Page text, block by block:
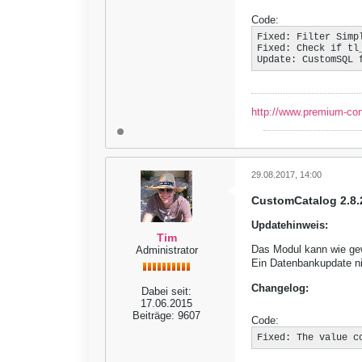
Code:
Fixed: Filter
Fixed: Check if
Update:
http://www.premium-
Tim
Administrator
Dabei seit:
17.06.2015
Beiträge: 9607
29.08.2017, 14:00
CustomCatalog
Updatehinweis:
Das Modul kann wie
Ein Datenbankupdate
Changelog:
Code:
Fixed: The value